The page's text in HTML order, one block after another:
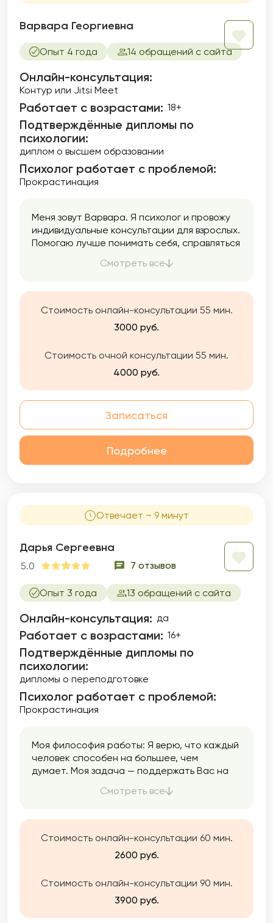
Варвара Георгиевна
Опыт 4 года 14 обращений с сайта
Онлайн-консультация:
Контур или Jitsi Meet
Работает с возрастами: 18+
Подтверждённые дипломы по
психологии:
диплом о высшем образовании
Психолог работает с проблемой:
Прокрастинация
Меня зовут Варвара. Я психолог и провожу
индивидуальные консультации для взрослых.
Помогаю лучше понимать себя, справляться
находить опору и уверенность.
Смотреть все
Стоимость онлайн-консультации 55 мин.
3000 руб.
Стоимость очной консультации 55 мин.
4000 руб.
Записаться
Подробнее
Отвечает ~ 9 минут
Дарья Сергеевна
5.0 7 отзывов
Опыт 3 года 13 обращений с сайта
Онлайн-консультация: да
Работает с возрастами: 16+
Подтверждённые дипломы по
психологии:
дипломы о переподготовке
Психолог работает с проблемой:
Прокрастинация
Моя философия работы: Я верю, что каждый
человек способен на большее, чем
думает. Моя задача — поддержать Вас на
гармоничной жизни. Мой подход строится
индивидуальности. Вы увидите ощутимый
результат в обозримые сроки. Я не
честно: если пойму, что не могу быть Вам
другого специалиста.
Смотреть все
Стоимость онлайн-консультации 60 мин.
2600 руб.
Стоимость онлайн-консультации 90 мин.
3900 руб.